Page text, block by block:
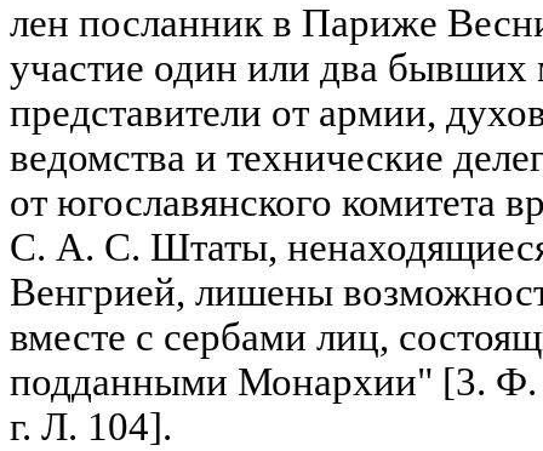
лен посланник в Париже
участие один или два бывших
представители от армии,
ведомства и технические
от югославянского комитета
С. А. С. Штаты,
Венгрией, лишены
вместе с сербами лиц,
подданными Монархии" [3. Ф.
г. Л. 104].